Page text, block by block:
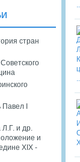
стран
Павел I
и др.
и
XIX -